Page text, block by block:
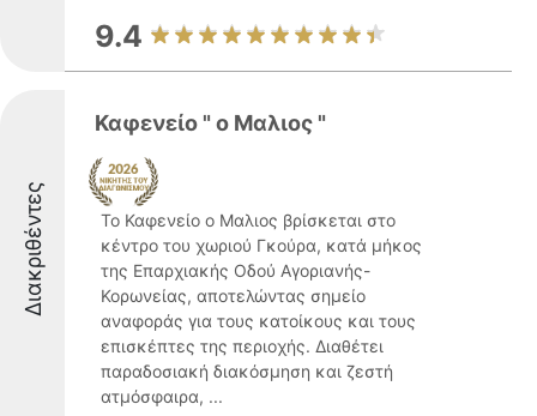
9.4
Διακριθέντες
Καφενείο " ο Μαλιος "
Το Καφενείο ο Μαλιος βρίσκεται στο
κέντρο του χωριού Γκούρα, κατά μήκος
της Επαρχιακής Οδού Αγοριανής-
Κορωνείας, αποτελώντας σημείο
αναφοράς για τους κατοίκους και τους
επισκέπτες της περιοχής. Διαθέτει
παραδοσιακή διακόσμηση και ζεστή
ατμόσφαιρα, ...